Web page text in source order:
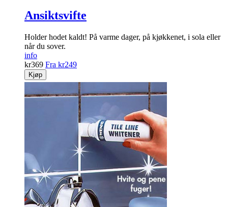
Ansiktsvifte
Holder hodet kaldt! På varme dager, på kjøkkenet, i sola eller
når du sover.
info
kr369 Fra kr 249